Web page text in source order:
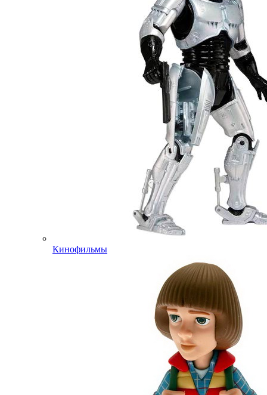
Кинофильмы